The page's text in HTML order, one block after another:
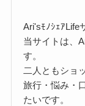
Ari'sﾓﾉｼｪｱLife
当サイトは、
す。
二人ともショ
旅行・悩み・
たいです。